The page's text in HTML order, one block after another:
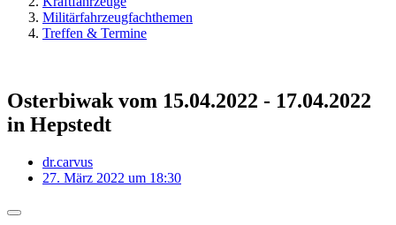
Militärfahrzeugfachthemen
Treffen & Termine
Osterbiwak vom 15.04.2022 - 17.04.2022
in Hepstedt
dr.carvus
27. März 2022 um 18:30